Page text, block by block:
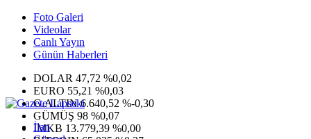
Foto Galeri
Videolar
Canlı Yayın
Günün Haberleri
DOLAR 47,72 %0,02
EURO 55,21 %0,03
G.ALTIN6.640,52 %-0,30
GÜMÜŞ 98 %0,07
IMKB 13.779,39 %0,00
İlan